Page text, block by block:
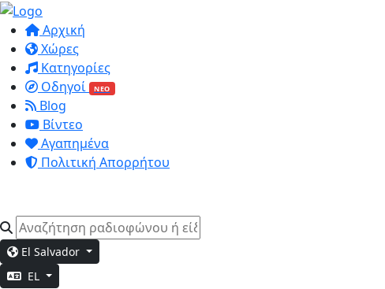
Αρχική
Χώρες
Κατηγορίες
Οδηγοί
ΝΕΟ
Blog
Βίντεο
Αγαπημένα
Πολιτική Απορρήτου
El Salvador
EL